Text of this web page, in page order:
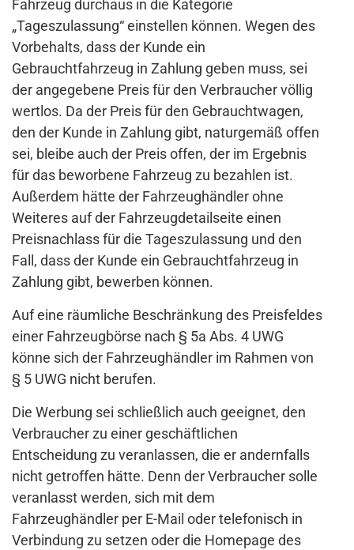
Fahrzeug durchaus in die Kategorie
„Tageszulassung“ einstellen können. Wegen des
Vorbehalts, dass der Kunde ein
Gebrauchtfahrzeug in Zahlung geben muss, sei
der angegebene Preis für den Verbraucher völlig
wertlos. Da der Preis für den Gebrauchtwagen,
den der Kunde in Zahlung gibt, naturgemäß offen
sei, bleibe auch der Preis offen, der im Ergebnis
für das beworbene Fahrzeug zu bezahlen ist.
Außerdem hätte der Fahrzeughändler ohne
Weiteres auf der Fahrzeugdetailseite einen
Preisnachlass für die Tageszulassung und den
Fall, dass der Kunde ein Gebrauchtfahrzeug in
Zahlung gibt, bewerben können.
Auf eine räumliche Beschränkung des Preisfeldes
einer Fahrzeugbörse nach § 5a Abs. 4 UWG
könne sich der Fahrzeughändler im Rahmen von
§ 5 UWG nicht berufen.
Die Werbung sei schließlich auch geeignet, den
Verbraucher zu einer geschäftlichen
Entscheidung zu veranlassen, die er andernfalls
nicht getroffen hätte. Denn der Verbraucher solle
veranlasst werden, sich mit dem
Fahrzeughändler per E-Mail oder telefonisch in
Verbindung zu setzen oder die Homepage des